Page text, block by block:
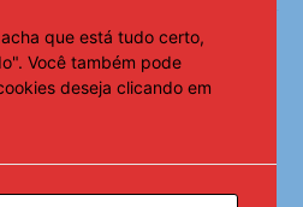
na conquista do Paulista
que está tudo certo,
Você também pode
deseja clicando em